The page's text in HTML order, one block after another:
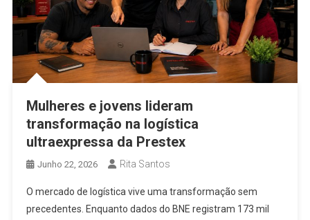
Mulheres e jovens lideram
transformação na logística
ultraexpressa da Prestex
Junho 22, 2026 Rita Santos
O mercado de logística vive uma transformação sem
precedentes. Enquanto dados do BNE registram 173 mil